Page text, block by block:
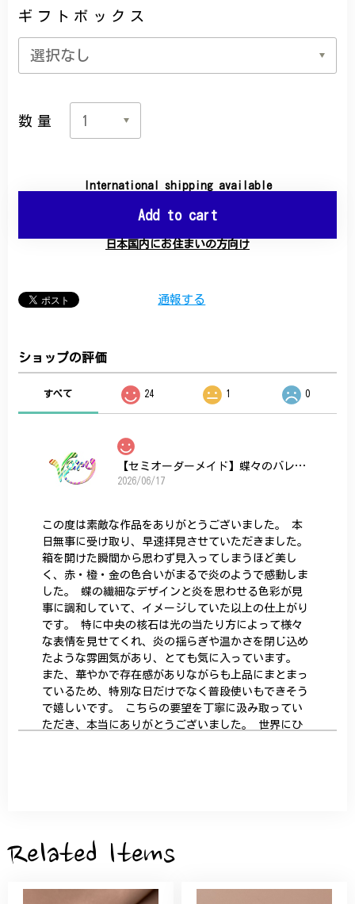
ギフトボックス
数量
International shipping available
Add to cart
日本国内にお住まいの方向け
通報する
ショップの評価
すべて 24 1 0
【セミオーダーメイド】蝶々のバレッタ
2026/06/17
この度は素敵な作品をありがとうございました。 本
日無事に受け取り、早速拝見させていただきました。
箱を開けた瞬間から思わず見入ってしまうほど美し
く、赤・橙・金の色合いがまるで炎のようで感動しま
した。 蝶の繊細なデザインと炎を思わせる色彩が見
事に調和していて、イメージしていた以上の仕上がり
です。 特に中央の核石は光の当たり方によって様々
な表情を見せてくれ、炎の揺らぎや温かさを閉じ込め
たような雰囲気があり、とても気に入っています。
また、華やかで存在感がありながらも上品にまとまっ
ているため、特別な日だけでなく普段使いもできそう
で嬉しいです。 こちらの要望を丁寧に汲み取ってい
ただき、本当にありがとうございました。 世界にひ
Related Items